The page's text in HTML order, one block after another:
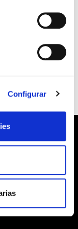
Configurar
de una huelga
participación de las